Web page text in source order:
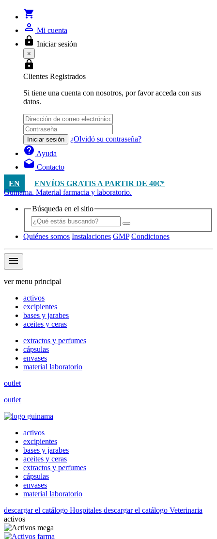
shopping_cart
person_outline Mi cuenta
lock Iniciar sesión
×
lock
Clientes Registrados
Si tiene una cuenta con nosotros, por favor acceda con sus
datos.
Iniciar sesión ¿Olvidó su contraseña?
help Ayuda
drafts Contacto
EN
ENVÍOS GRATIS A PARTIR DE 40€*
Guinama. Material farmacia y laboratorio.
Búsqueda en el sitio
Quiénes somos Instalaciones GMP Condiciones
menu
ver menu principal
activos
excipientes
bases y jarabes
aceites y ceras
extractos y perfumes
cápsulas
envases
material laboratorio
outlet
outlet
activos
excipientes
bases y jarabes
aceites y ceras
extractos y perfumes
cápsulas
envases
material laboratorio
descargar el catálogo Hospitales descargar el catálogo Veterinaria
activos